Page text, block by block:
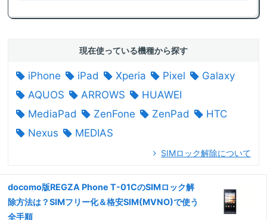
現在使っている機種から探す
iPhone iPad Xperia Pixel
Galaxy
AQUOS
ARROWS
HUAWEI
MediaPad
ZenFone ZenPad
HTC
Nexus
MEDIAS
SIMロック解除について
docomo版REGZA Phone T-01CのSIMロック解
除方法は？SIMフリー化＆格安SIM(MVNO)で使う
全手順